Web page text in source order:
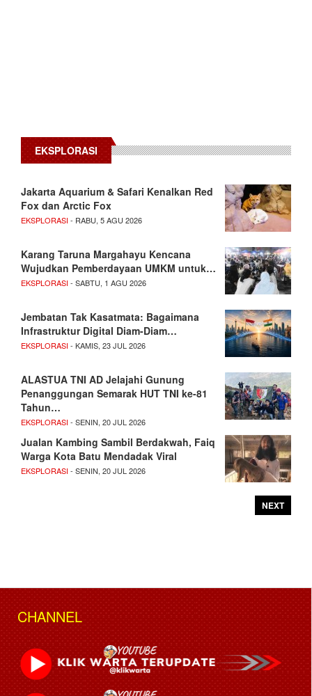
EKSPLORASI
Jakarta Aquarium & Safari Kenalkan Red
Fox dan Arctic Fox
EKSPLORASI- RABU, 5 AGU 2026
Karang Taruna Margahayu Kencana
Wujudkan Pemberdayaan UMKM untuk…
EKSPLORASI- SABTU, 1 AGU 2026
Jembatan Tak Kasatmata: Bagaimana
Infrastruktur Digital Diam-Diam…
EKSPLORASI- KAMIS, 23 JUL 2026
ALASTUA TNI AD Jelajahi Gunung
Penanggungan Semarak HUT TNI ke-81
Tahun…
EKSPLORASI- SENIN, 20 JUL 2026
Jualan Kambing Sambil Berdakwah, Faiq
Warga Kota Batu Mendadak Viral
EKSPLORASI- SENIN, 20 JUL 2026
NEXT
CHANNEL